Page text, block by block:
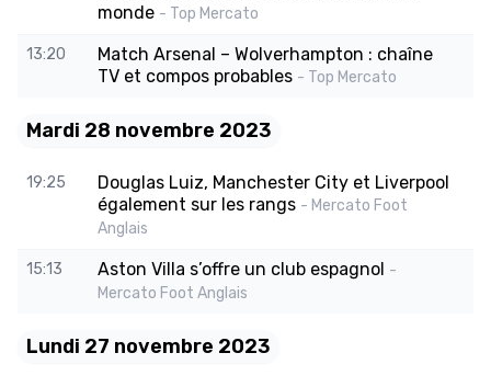
monde - Top Mercato
13:20
Match Arsenal – Wolverhampton : chaîne
TV et compos probables - Top Mercato
Mardi 28 novembre 2023
19:25
Douglas Luiz, Manchester City et Liverpool
également sur les rangs - Mercato Foot
Anglais
15:13 Aston Villa s’offre un club espagnol -
Mercato Foot Anglais
Lundi 27 novembre 2023